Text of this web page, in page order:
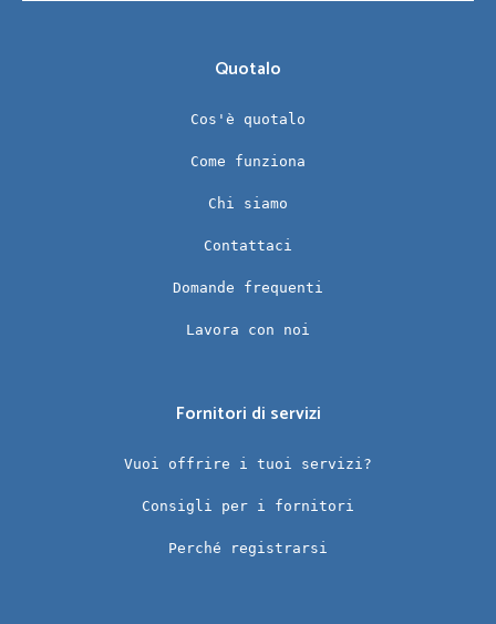
Quotalo
Cos'è quotalo
Come funziona
Chi siamo
Contattaci
Domande frequenti
Lavora con noi
Fornitori di servizi
Vuoi offrire i tuoi servizi?
Consigli per i fornitori
Perché registrarsi